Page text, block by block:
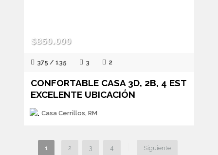
$850.000
375 / 135 3 2
CONFORTABLE CASA 3D, 2B, 4 EST
EXCELENTE UBICACIÓN
Casa Cerrillos, RM
1 2 3 4 Siguiente